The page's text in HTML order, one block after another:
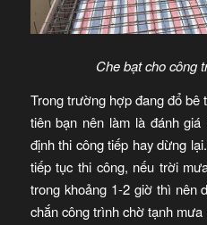
Che bạt cho công
Trong trường hợp đang đổ bê
tiên bạn nên làm là đánh
định thi công tiếp hay dừng
tiếp tục thi công, nếu trời
trong khoảng 1-2 giờ thì nên
chắn công trình chờ tạnh mưa